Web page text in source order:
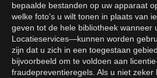
bepaalde bestanden op uw apparaat
welke foto's u wilt tonen in plaats van
geven tot de hele bibliotheek wanneer
Locatieservices—kunnen worden
zijn dat u zich in een toegestaan
bijvoorbeeld om te voldoen aan
fraudepreventieregels. Als u niet zeker